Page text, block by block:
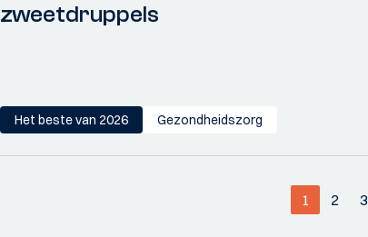
zweetdruppels
Het beste van 2026 Gezondheidszorg
1 2 3